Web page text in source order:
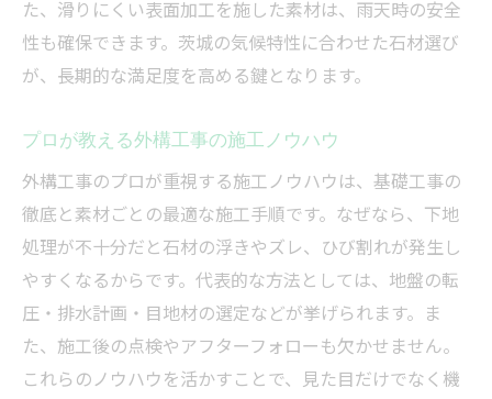
た、滑りにくい表面加工を施した素材は、雨天時の安全
性も確保できます。茨城の気候特性に合わせた石材選び
が、長期的な満足度を高める鍵となります。
プロが教える外構工事の施工ノウハウ
外構工事のプロが重視する施工ノウハウは、基礎工事の
徹底と素材ごとの最適な施工手順です。なぜなら、下地
処理が不十分だと石材の浮きやズレ、ひび割れが発生し
やすくなるからです。代表的な方法としては、地盤の転
圧・排水計画・目地材の選定などが挙げられます。ま
た、施工後の点検やアフターフォローも欠かせません。
これらのノウハウを活かすことで、見た目だけでなく機